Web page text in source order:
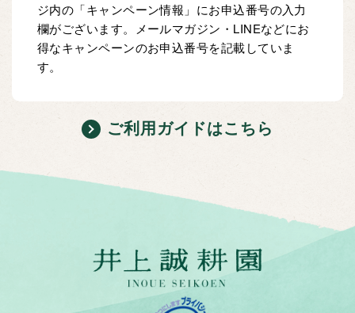
ジ内の「キャンペーン情報」にお申込番号の入力
欄がございます。メールマガジン・LINEなどにお
得なキャンペーンのお申込番号を記載していま
す。
ご利用ガイドはこちら